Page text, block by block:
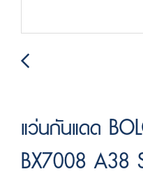
แว่นกันแดด
BX7008 A38